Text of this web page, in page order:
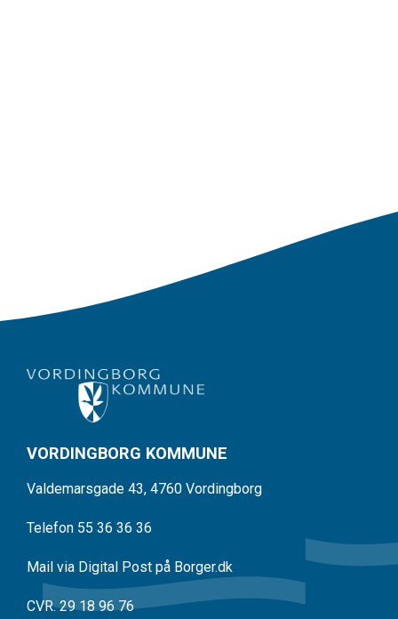
VORDINGBORG KOMMUNE
Valdemarsgade 43, 4760 Vordingborg
Telefon 55 36 36 36
Mail via Digital Post på Borger.dk
CVR. 29 18 96 76